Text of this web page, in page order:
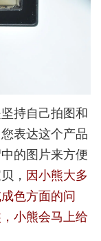
持自己拍图和
表达这个产品
的图片来方便
， 因小熊大多
色方面的问
小熊会马上给